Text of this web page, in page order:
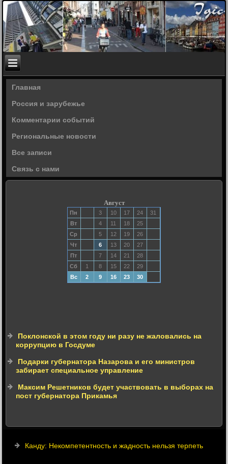
Главная
Россия и зарубежье
Комментарии событий
Региональные новости
Все записи
Связь с нами
Август
Пн 3 10 17 24
31
Вт
4 11 18
25
Ср
5 12 19
26
Чт
6 13 20
27
Пт
7 14 21
28
Сб
1 8 15 22
29
Вс
2 9 16 23 30
Поклонской в этом году ни разу не жаловались на
коррупцию в Госдуме
Подарки губернатора Назарова и его министров
забирает специальное управление
Максим Решетников будет участвовать в выборах на
пост губернатора Прикамья
Канду: Некомпетентность и жадность нельзя терпеть